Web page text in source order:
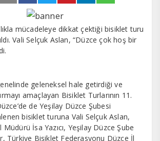
mücadeleye dikkat çektiği bisiklet turu
Vali Selçuk Aslan, “Düzce çok hoş bir
geleneksel hale getirdiği ve
amaçlayan Bisiklet Turlarının 11.
de Yeşilay Düzce Şubesi
bisiklet turuna Vali Selçuk Aslan,
İsa Yazıcı, Yeşilay Düzce Şube
Türkiye Bisiklet Federasyonu Düzce İl